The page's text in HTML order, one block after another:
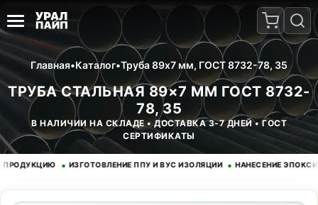
Главная•Каталог•Труба 89x7 мм, ГОСТ 8732-78, 35
ТРУБА СТАЛЬНАЯ 89×7 ММ ГОСТ 8732-
78, 35
В НАЛИЧИИ НА СКЛАДЕ • ДОСТАВКА 3-7 ДНЕЙ • ГОСТ
СЕРТИФИКАТЫ
• ИЗГОТОВЛЕНИЕ ППУ И ВУС ИЗОЛЯЦИИ • НАНЕСЕНИЕ